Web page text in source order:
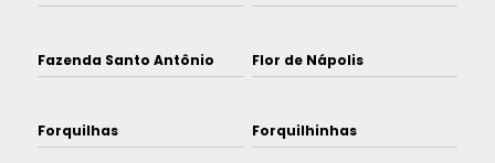
Fazenda Santo Antônio Flor de Nápolis
Forquilhas Forquilhinhas